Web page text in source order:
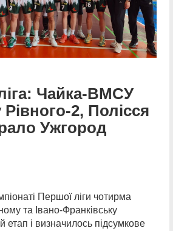
Чайка-ВМСУ
2, Полісся
Ужгород
Першої ліги чотирма
та Івано-Франківську
етап і визначилось підсумкове